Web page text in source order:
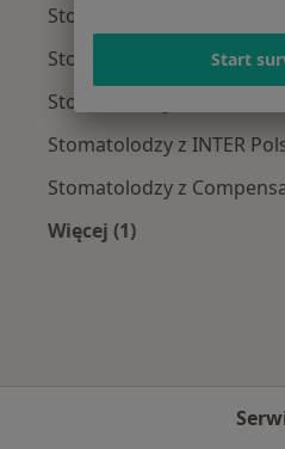
Stomatolodzy z Allianz w
Stomatolodzy z NFZ w
Stomatolodzy z Medicover
Stomatolodzy z INTER
Stomatolodzy z
Więcej (1)
Start